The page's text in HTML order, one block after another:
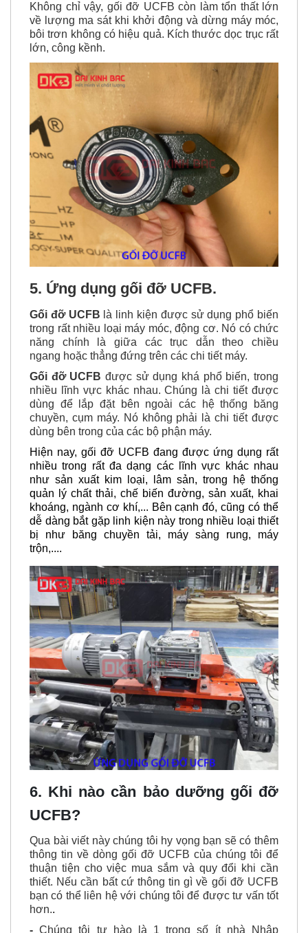
Không chỉ vậy, gối đỡ UCFB còn làm tổn thất lớn
về lượng ma sát khi khởi động và dừng máy móc,
bôi trơn không có hiệu quả. Kích thướcdọc trụcrất
lớn, công kềnh.
5. Ứng dụng gối đỡ UCFB.
Gối đỡ UCFB là linh kiện được sử dụng phổ biến
trong rất nhiều loại máy móc, động cơ. Nó có chức
năng chính là giữa các trục dẫn theo chiều
ngang hoặc thẳng đứng trên các chi tiết máy.
Gối đỡ UCFB được sử dụng khá phổ biến, trong
nhiều lĩnh vực khác nhau. Chúng là chi tiết được
dùng để lắp đặt bên ngoài các hệ thống băng
chuyền, cụm máy. Nó không phải là chi tiết được
dùng bên trong của các bộ phận máy.
Hiện nay, gối đỡ UCFB đang được ứng dụng rất
nhiều trong rất đa dạng các lĩnh vực khác nhau
như sản xuất kim loại, lâm sản, trong hệ thống
quản lý chất thải, chế biến đường, sản xuất, khai
khoáng, ngành cơ khí,... Bên cạnh đó, cũng có thể
dễ dàng bắt gặp linh kiện này trong nhiều loại thiết
bị như băng chuyền tải, máy sàng rung, máy
trộn,....
6. Khi nào cần bảo dưỡng gối đỡ
UCFB?
Qua bài viết này chúng tôi hy vọng bạn sẽ có thêm
thông tin về dòng gối đỡ UCFB của chúng tôi để
thuận tiện cho việc mua sắm và quy đổi khi cần
thiết. Nếu cần bất cứ thông tin gì về gối đỡ UCFB
bạn có thể liên hệ với chúng tôi để được tư vấn tốt
hơn..
-Chúng tôi tự hào là 1 trong số ít nhà Nhập